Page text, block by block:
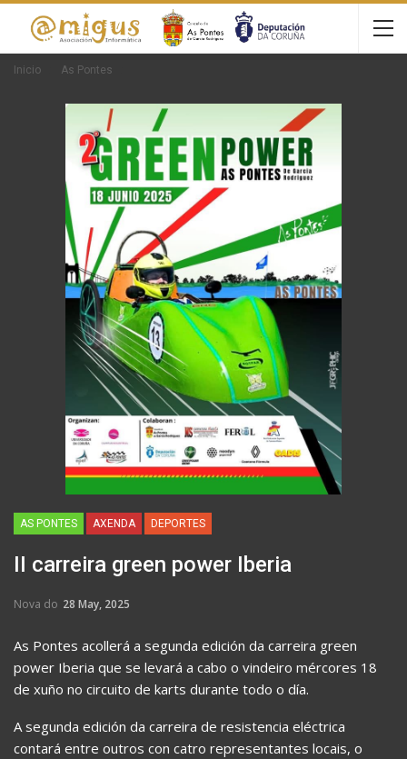
Inicio As Pontes
AS PONTES AXENDA DEPORTES
II carreira green power Iberia
Nova do 28 May, 2025
As Pontes acollerá a segunda edición da carreira green
power Iberia que se levará a cabo o vindeiro mércores 18
de xuño no circuito de karts durante todo o día.
A segunda edición da carreira de resistencia eléctrica
contará entre outros con catro representantes locais, o